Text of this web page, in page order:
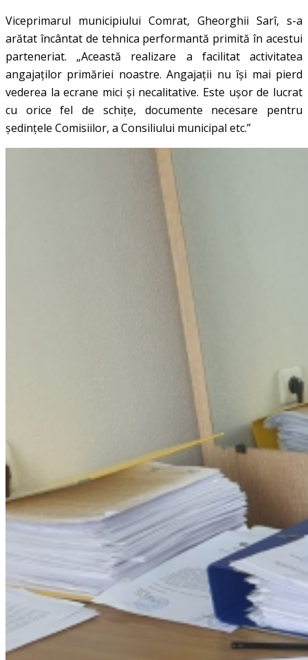
Viceprimarul municipiului Comrat, Gheorghii Sarî, s-a
arătat încântat de tehnica performantă primită în acestui
parteneriat. „Această realizare a facilitat activitatea
angajaților primăriei noastre. Angajații nu își mai pierd
vederea la ecrane mici și necalitative. Este ușor de lucrat
cu orice fel de schițe, documente necesare pentru
ședințele Comisiilor, a Consiliului municipal etc.”